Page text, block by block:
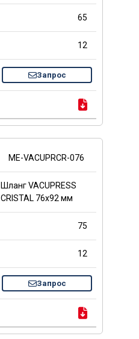
65
12
Запрос
ME-VACUPRCR-076
Шланг VACUPRESS
CRISTAL 76x92 мм
75
12
Запрос